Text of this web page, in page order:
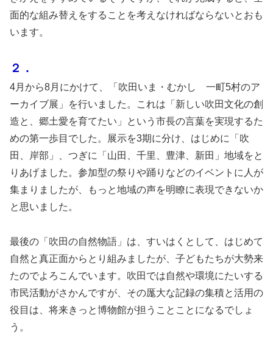
面的な組み替えをすることを考えなければならないとおも
います。
２．
4月から8月にかけて、「吹田いま・むかし 一町5村のア
ーカイブ展」を行いました。これは「新しい吹田文化の創
造と、郷土愛を育てたい」という市長の言葉を実現するた
めの第一歩目でした。展示を3期に分け、はじめに「吹
田、岸部」、つぎに「山田、千里、豊津、新田」地域をと
りあげました。参加型の祭りや踊りなどのイベントに人が
集まりましたが、もっと地域の声を明瞭に表現できないか
と思いました。
最後の「吹田の自然物語」は、すいはくとして、はじめて
自然と真正面からとり組みましたが、子どもたちが大勢来
たのでよろこんでいます。吹田では自然や環境にたいする
市民活動がさかんですが、その厖大な記録の集積と活用の
役目は、将来きっと博物館が担うことことになるでしょ
う。